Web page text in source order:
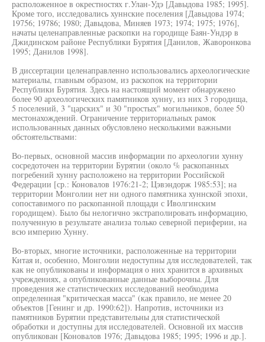
расположенное в окрестностях г.Улан-Удэ [Давыдова 1985; 1995].
Кроме того, исследовались хуннские поселения [Давыдова 1974;
19756; 19786; 1980; Давыдова, Миняев 1973; 1974; 1975; 1976],
начаты целенаправленные раскопки на городище Баян-Ундэр в
Джидинском районе Республики Бурятия [Данилов, Жаворонкова
1995; Данилов 1998].
В диссертации целенаправленно использовались археологические
материалы, главным образом, из раскопок на территории
Республики Бурятия. Здесь на настоящий момент обнаружено
более 90 археологических памятников хунну, из них 3 городища,
5 поселений, 3 "царских" и 30 "простых" могильников, более 50
местонахождений. Ограничение территориальных рамок
использованных данных обусловлено несколькими важными
обстоятельствами:
Во-первых, основной массив информации по археологии хунну
сосредоточен на территории Бурятии (около % раскопанных
погребений хунну расположено на территории Российской
Федерации [ср.: Коновалов 1976:21-2; Цэвэндорж 1985:53]; на
территории Монголии нет ни одного памятника хуннской эпохи,
сопоставимого по раскопанной площади с Иволгинским
городищем). Было бы нелогично экстраполировать информацию,
полученную в результате анализа только северной периферии, на
всю империю Хунну.
Во-вторых, многие источники, расположенные на территории
Китая и, особенно, Монголии недоступны для исследователей, так
как не опубликованы и информация о них хранится в архивных
учреждениях, а опубликованные данные выборочны. Для
проведения же статистических исследований необходима
определенная "критическая масса" (как правило, не менее 20
объектов [Генинг и др. 1990:62]). Напротив, источники из
памятников Бурятии представительны для статистической
обработки и доступны для исследователей. Основной их массив
опубликован [Коновалов 1976; Давыдова 1985; 1995; 1996 и др.].